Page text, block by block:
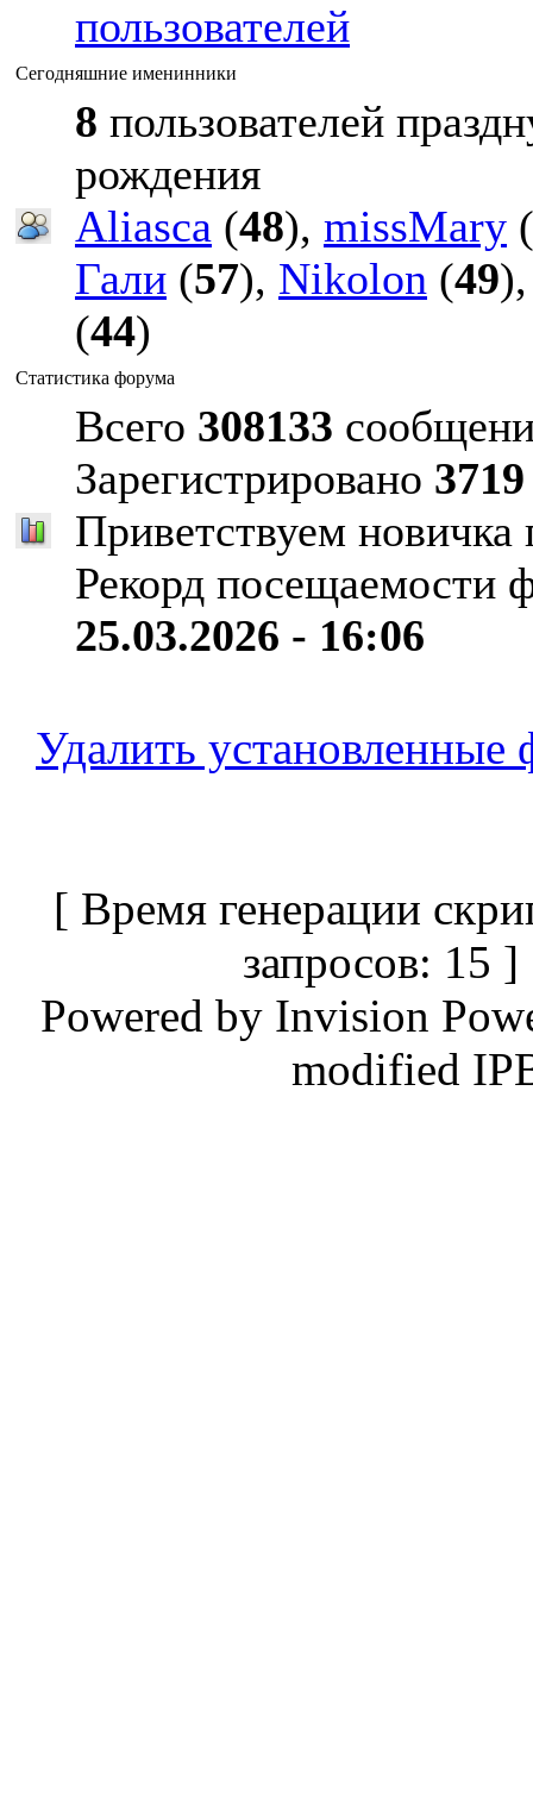
пользователей
Сегодняшние именинники
8 пользователей
рождения
Aliasca (48), missMary (
Гали (57), Nikolon (49
(44)
Статистика форума
Всего 308133
Зарегистрировано 3719
Приветствуем
Рекорд посещаемости
25.03.2026 - 16:06
Удалить
[ Время генерации
запросов:
Powered by Invision
modified